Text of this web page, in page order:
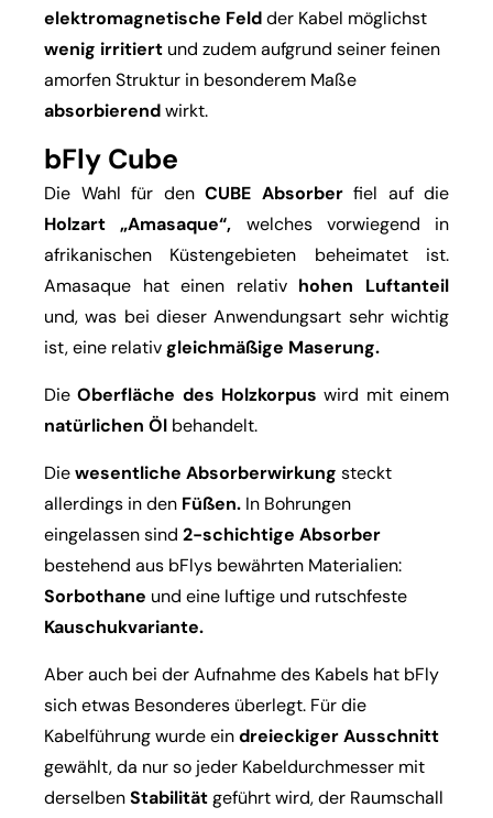
elektromagnetische Feldder Kabel möglichst
wenig irritiert und zudem aufgrund seiner feinen
amorfen Struktur in besonderem Maße
absorbierendwirkt.
bFly Cube
Die Wahl für den CUBE Absorberfiel auf die
Holzart „Amasaque“, welches vorwiegend in
afrikanischen Küstengebieten beheimatet ist.
Amasaque hat einen relativ hohen Luftanteil
und, was bei dieser Anwendungsart sehr wichtig
ist, eine relativgleichmäßige Maserung.
DieOberfläche des Holzkorpus wird mit einem
natürlichen Öl behandelt.
Diewesentliche Absorberwirkung steckt
allerdings in den Füßen. In Bohrungen
eingelassen sind 2-schichtige Absorber
bestehend aus bFlys bewährten Materialien:
Sorbothane und eine luftige und rutschfeste
Kauschukvariante.
Aber auch bei der Aufnahme des Kabels hat bFly
sich etwas Besonderes überlegt. Für die
Kabelführung wurde eindreieckiger Ausschnitt
gewählt, da nur so jeder Kabeldurchmesser mit
derselbenStabilitätgeführt wird, der Raumschall